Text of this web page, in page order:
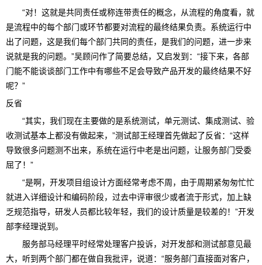
“对！这就是共同责任或称连带责任的概念，从流程的角度看，就
是流程中的每个部门或环节都要对流程的最终结果负责。系统运行中
出了问题，这是我们每个部门共同的责任，是我们的问题，进一步来
说就是我的问题。”吴顾问作了简要总结，又启发到：“接下来，各部
门能不能谈谈部门工作中有哪些不足会导致产品开发的最终结果不好
呢？”
反省
“其实，我们现在主要做的是系统测试，单元测试、集成测试、验
收测试基本上都没有做起来，”测试部王经理首先做起了反省：“这样
导致很多问题测不出来，系统在运行中老是出问题，让服务部门受委
屈了！”
“是啊，开发项目组设计方面经常考虑不周，由于周期紧匆匆忙忙
就进入详细设计和编码阶段，过去中评审很少或者流于形式，加上缺
乏规范指导，研发人员都比较年轻，我们的设计质量是较差的！”开发
部李经理说到。
服务部马经理平时经常处理客户投诉，对开发部和测试部意见最
大，听到两个部门都在做自我批评，说道：“服务部门直接面对客户，